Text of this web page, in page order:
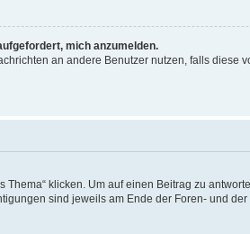
mich anzumelden.
an andere Benutzer nutzen, falls
klicken. Um auf einen Beitrag zu
sind jeweils am Ende der Foren- und